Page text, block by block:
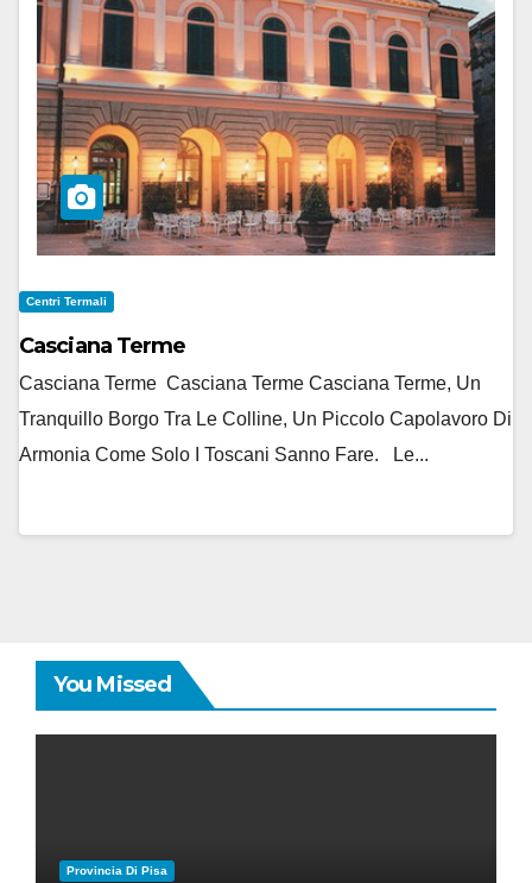
Centri Termali
Casciana Terme
Casciana Terme Casciana Terme Casciana Terme, Un
Tranquillo Borgo Tra Le Colline, Un Piccolo Capolavoro Di
Armonia Come Solo I Toscani Sanno Fare. Le...
You Missed
Provincia Di Pisa